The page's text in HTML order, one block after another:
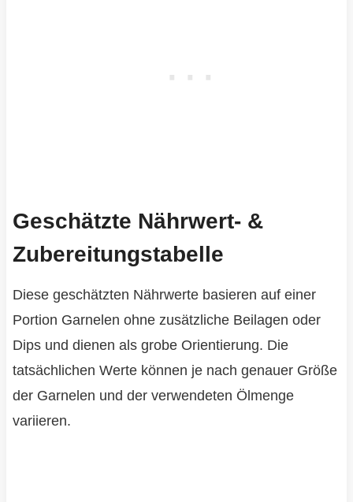
Geschätzte Nährwert- &
Zubereitungstabelle
Diese geschätzten Nährwerte basieren auf einer
Portion Garnelen ohne zusätzliche Beilagen oder
Dips und dienen als grobe Orientierung. Die
tatsächlichen Werte können je nach genauer Größe
der Garnelen und der verwendeten Ölmenge
variieren.